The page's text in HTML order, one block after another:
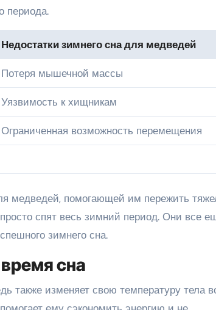
периода.
Недостатки зимнего сна для медведей
Потеря мышечной массы
Уязвимость к хищникам
Ограниченная возможность перемещения
медведей, помогающей им пережить
спят весь зимний период. Они все
зимнего сна.
сна
также изменяет свою температуру тела